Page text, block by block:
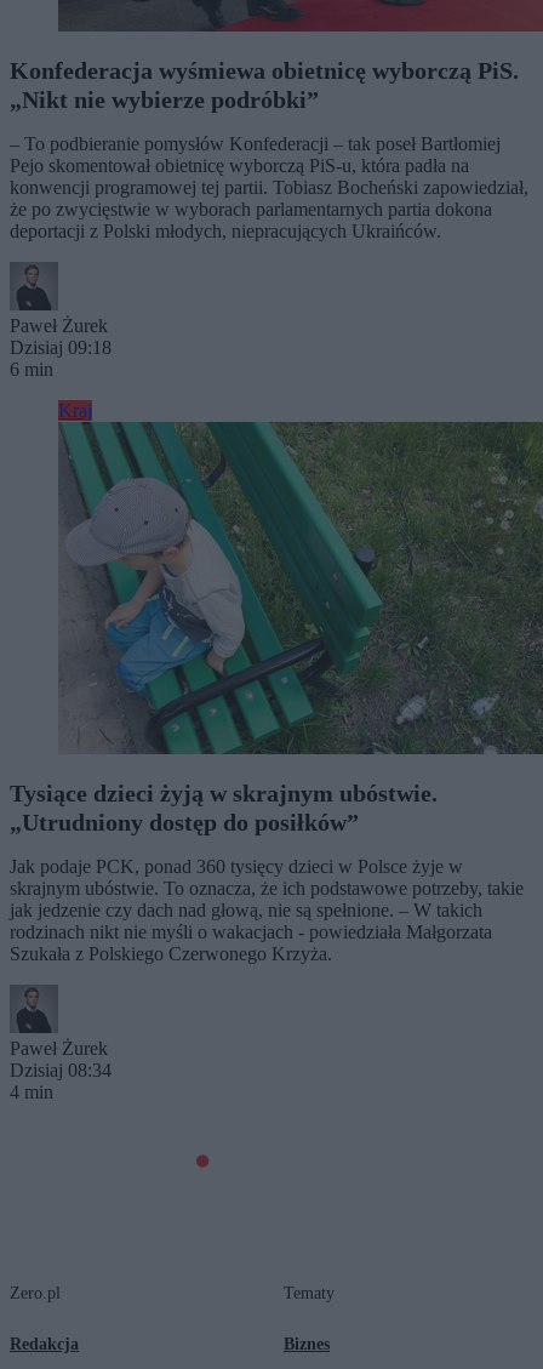
Konfederacja wyśmiewa obietnicę wyborczą PiS.
„Nikt nie wybierze podróbki”
– To podbieranie pomysłów Konfederacji – tak poseł Bartłomiej
Pejo skomentował obietnicę wyborczą PiS-u, która padła na
konwencji programowej tej partii. Tobiasz Bocheński zapowiedział,
że po zwycięstwie w wyborach parlamentarnych partia dokona
deportacji z Polski młodych, niepracujących Ukraińców.
Paweł Żurek
Dzisiaj 09:18
6 min
Kraj
Tysiące dzieci żyją w skrajnym ubóstwie.
„Utrudniony dostęp do posiłków”
Jak podaje PCK, ponad 360 tysięcy dzieci w Polsce żyje w
skrajnym ubóstwie. To oznacza, że ich podstawowe potrzeby, takie
jak jedzenie czy dach nad głową, nie są spełnione. – W takich
rodzinach nikt nie myśli o wakacjach - powiedziała Małgorzata
Szukała z Polskiego Czerwonego Krzyża.
Paweł Żurek
Dzisiaj 08:34
4 min
Zero.pl
Redakcja
Tematy
Biznes